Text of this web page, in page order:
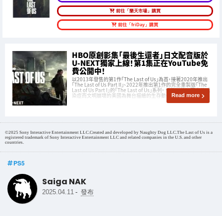
前往「樂天市場」購買
前往「friDay」購買
HBO原創影集「最後生還者」日文配音版於
U-NEXT獨家上線！第1集正在YouTube免
費公開中！
以2013年發售的第1作「The Last of Us」為首，接著2020年推出
「The Last of Us Part II」、2022年推出第1作的完全重製版「The
Last of Us Part I」的「The Last of Us」系列。 作為一款以因真菌感
染症而文明崩壞的美國為舞台描繪的生存動作遊戲而備受
Read more
©2025 Sony Interactive Entertainment LLC.Created and developed by Naughty Dog LLC.The Last of Us is a
registered trademark of Sony Interactive Entertainment LLC and related companies in the U.S. and other
countries.
PS5
Saiga NAK
2025.04.11 - 發布